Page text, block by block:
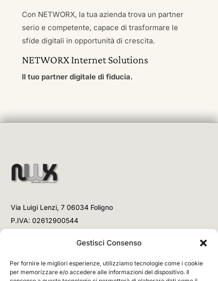
Gestisci Consenso
Per fornire le migliori esperienze, utilizziamo tecnologie come i cookie
per memorizzare e/o accedere alle informazioni del dispositivo. Il
Con NETWORX, la tua azienda trova un partner
serio e competente, capace di trasformare le
sfide digitali in opportunità di crescita.
NETWORX Internet Solutions
Il tuo partner digitale di fiducia.
Via Luigi Lenzi, 7 06034 Foligno
P.IVA: 02612900544
+39 3477853708 (Chiamata)